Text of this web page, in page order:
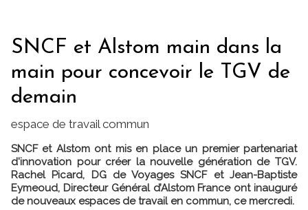
SNCF et Alstom main dans la
main pour concevoir le TGV de
demain
espace de travail commun
SNCF et Alstom ont mis en place un premier partenariat
d'innovation pour créer la nouvelle génération de TGV.
Rachel Picard, DG de Voyages SNCF et Jean-Baptiste
Eymeoud, Directeur Général d’Alstom France ont inauguré
de nouveaux espaces de travail en commun, ce mercredi.